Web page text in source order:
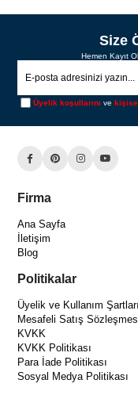
Size
Hemen Kayıt
Üyelik koşullarını ve
Firma
Ana Sayfa
İletişim
Blog
Politikalar
Üyelik ve Kullanım Şartları
Mesafeli Satış
KVKK
KVKK Politikası
Para İade Politikası
Sosyal Medya Politikası